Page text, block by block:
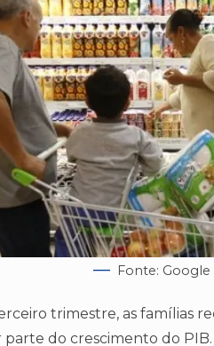
Fonte: Google
trimestre, as famílias
do crescimento do